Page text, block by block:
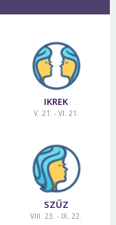
IKREK
V. 21. - VI. 21.
SZŰZ
VIII. 23. - IX. 22.